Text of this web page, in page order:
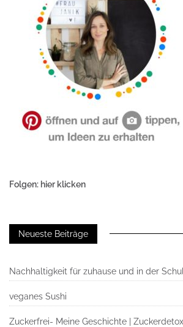
Folgen: hier klicken
Neueste Beiträge
Nachhaltigkeit für zuhause und in der
veganes Sushi
Zuckerfrei- Meine Geschichte | Zuckerdetox